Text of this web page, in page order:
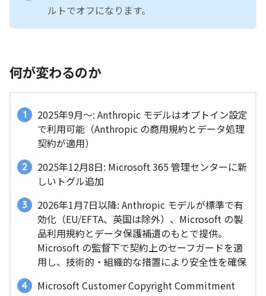
ルトでオフになります。
何が変わるのか
2025年9月〜: Anthropic モデルはオプトイン設定
で利用可能（Anthropic の商用規約とデータ処理
契約が適用）
2025年12月8日: Microsoft 365 管理センターに新
しいトグル追加
2026年1月7日以降: Anthropic モデルが標準で有
効化（EU/EFTA、英国は除外）、Microsoft の製
品利用規約とデータ保護補遺のもとで提供。
Microsoft の監督下で契約上のセーフガードを適
用し、技術的・組織的な措置により安全性を確保
Microsoft Customer Copyright Commitment